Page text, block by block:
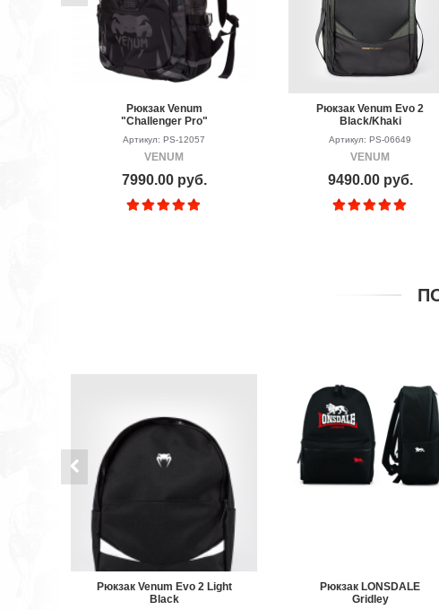
Рюкзак Venum
"Challenger Pro"
Backpack - Black/Black
Артикул: PS-12057
VENUM
7990.00 руб.
Рюкзак Venum Evo 2
Black/Khaki
Артикул: PS-06649
VENUM
9490.00 руб.
Рюкзак Venum Evo 2 Light
Black
Рюкзак LONSDALE
Gridley